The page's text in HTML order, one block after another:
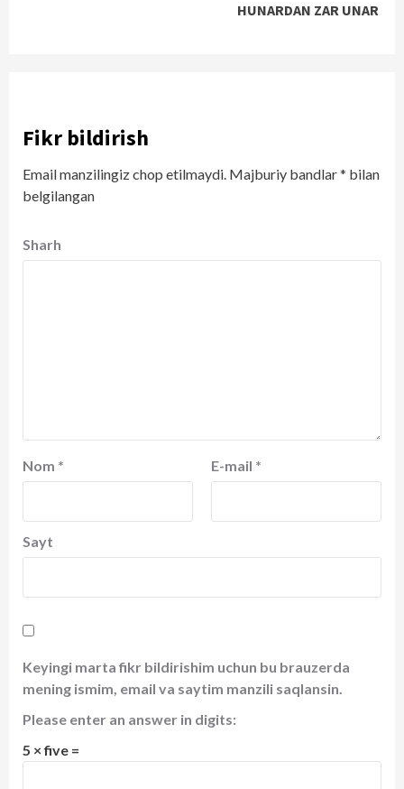
HUNARDAN ZAR UNAR
Fikr bildirish
Email manzilingiz chop etilmaydi. Majburiy bandlar* bilan
belgilangan
Sharh
Nom * E-mail *
Sayt
Keyingi marta fikr bildirishim uchun bu brauzerda
mening ismim, email va saytim manzili saqlansin.
Please enter an answer in digits:
5 × five =